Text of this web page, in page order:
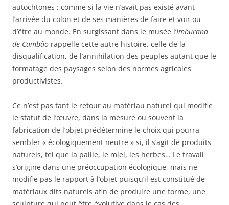
autochtones ; comme si la vie n’avait pas existé avant
l’arrivée du colon et de ses manières de faire et voir ou
d’être au monde. En surgissant dans le musée l’Imburana
de Cambão rappelle cette autre histoire, celle de la
disqualification, de l’annihilation des peuples autant que le
formatage des paysages selon des normes agricoles
productivistes.
Ce n’est pas tant le retour au matériau naturel qui modifie
le statut de l’œuvre, dans la mesure ou souvent la
fabrication de l’objet prédétermine le choix qui pourra
sembler « écologiquement neutre » si, il s’agit de produits
naturels, tel que la paille, le miel, les herbes… Le travail
s’origine dans une préoccupation écologique, mais ne
modifie pas le rapport à l’objet puisqu’il est constitué de
matériaux dits naturels afin de produire une forme, une